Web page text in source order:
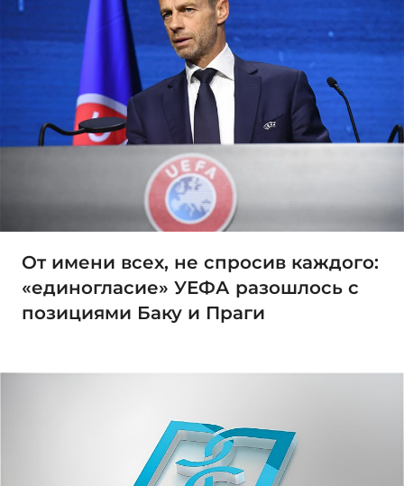
От имени всех, не спросив каждого:
«единогласие» УЕФА разошлось с
позициями Баку и Праги